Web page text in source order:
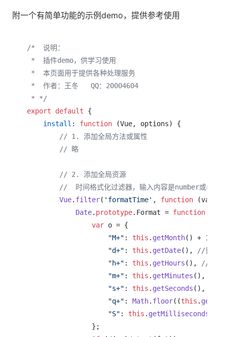
附一个有简单功能的示例demo，提供参考使用
/*  说明：
*  插件demo，供学习使用
*  本页面用于提供各种处理服务
*  作者：王冬   QQ：20004604
* */
export
default {
install : function (Vue, options) {
// 1. 添加全局方法或属性
// 略
// 2. 添加全局资源
//  时间格式化过滤器，输入内容是number或者Date
Vue. filter( 'formatTime' , function (value
Date. prototype. Format = function
var o = {
"M+" : this . getMonth() + 1
"d+" : this . getDate(),
//日
"h+" : this . getHours (),
//小时
"m+" : this . getMinutes (),
"s+" : this . getSeconds (),
"q+" : Math. floor((this .
"S" : this . getMilliseconds
                };